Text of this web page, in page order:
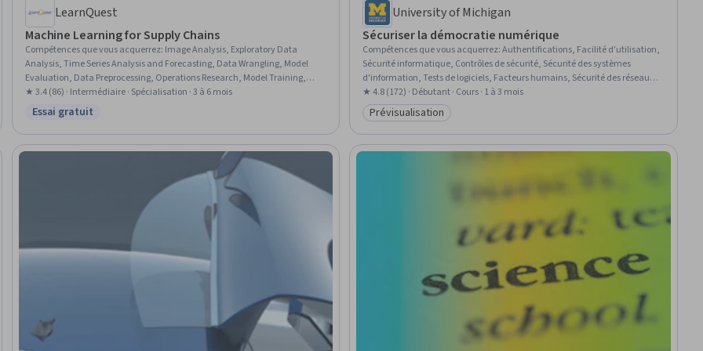
LearnQuest
Machine Learning for Supply Chains
Compétences que vous acquerrez: Image Analysis, Exploratory Data
Analysis, Time Series Analysis and Forecasting, Data Wrangling, Model
Evaluation, Data Preprocessing, Operations Research, Model Training,
NumPy, Demand Planning, Feature Engineering, Supervised Learning,
Inventory Management System, Supply Chain, Applied Machine Learning,
Trend Analysis, Data Visualization, Machine Learning, Data Science, Data
Analysis
★ 3.4 (86) · Intermédiaire · Spécialisation · 3 à 6 mois
Statut : Essai gratuit
Essai gratuit
University of Michigan
Sécuriser la démocratie numérique
Compétences que vous acquerrez:Authentifications, Facilité d'utilisation,
Sécurité informatique, Contrôles de sécurité, Sécurité des systèmes
d'information, Tests de logiciels, Facteurs humains, Sécurité des réseaux,
Intégrité des données, Analyse politique, Sûreté et sécurité, Modélisation de
la menace, Sensibilisation à la sécurité, Facteurs humains (sécurité),
Politiques de cybersécurité, Sécurité publique et nationale, Sciences
politiques, Politiques publiques, Cybersécurité, Vulnérabilité
★ 4.8 (172) · Débutant · Cours · 1 à 3 mois
Catégorie : Prévisualisation
Prévisualisation